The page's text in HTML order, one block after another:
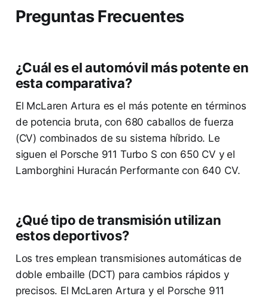
Preguntas Frecuentes
¿Cuál es el automóvil más potente en
esta comparativa?
El McLaren Artura es el más potente en términos
de potencia bruta, con 680 caballos de fuerza
(CV) combinados de su sistema híbrido. Le
siguen el Porsche 911 Turbo S con 650 CV y el
Lamborghini Huracán Performante con 640 CV.
¿Qué tipo de transmisión utilizan
estos deportivos?
Los tres emplean transmisiones automáticas de
doble embaille (DCT) para cambios rápidos y
precisos. El McLaren Artura y el Porsche 911